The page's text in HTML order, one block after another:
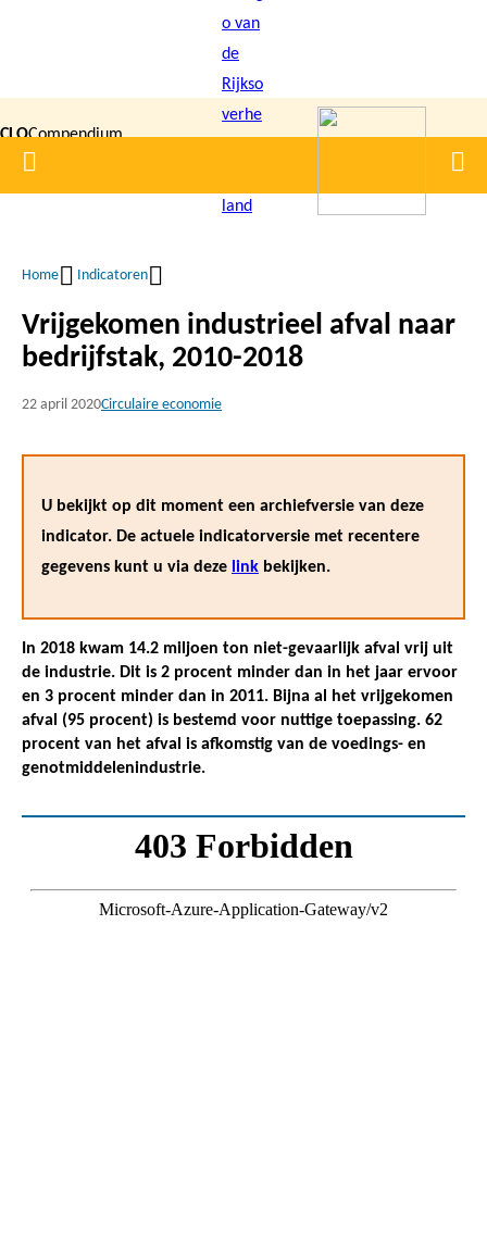
inhoud
gaan
CLOCompendium
voor de
Home
Kruimelpad
Home Indicatoren
Vrijgekomen industrieel afval naar
bedrijfstak, 2010-2018
22 april 2020Circulaire economie
U bekijkt op dit moment een archiefversie van deze
indicator. De actuele indicatorversie met recentere
gegevens kunt u via deze link bekijken.
In 2018 kwam 14.2 miljoen ton niet-gevaarlijk afval vrij uit
de industrie. Dit is 2 procent minder dan in het jaar ervoor
en 3 procent minder dan in 2011. Bijna al het vrijgekomen
afval (95 procent) is bestemd voor nuttige toepassing. 62
procent van het afval is afkomstig van de voedings- en
genotmiddelenindustrie.